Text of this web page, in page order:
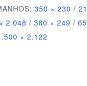
350 × 230 /
2.048 / 380 × 249 /
× 2.122